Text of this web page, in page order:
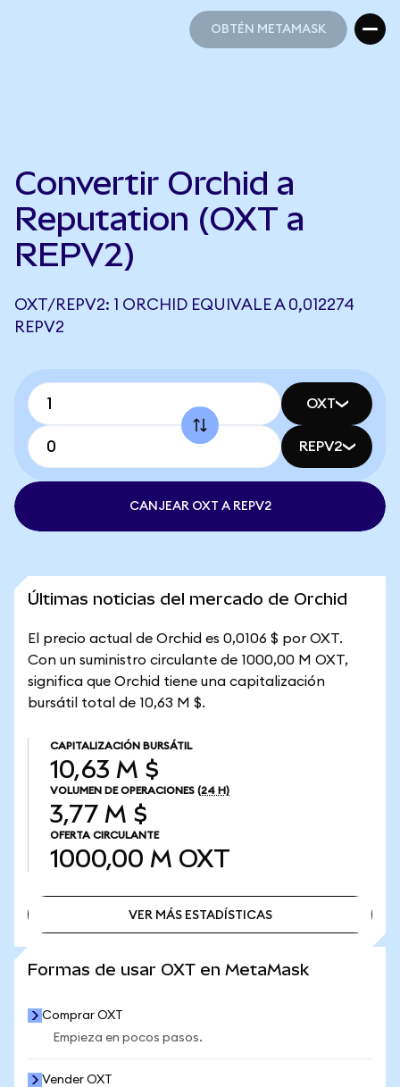
OBTÉN METAMASK
Convertir Orchid a
Reputation (OXT a
REPV2)
OXT/REPV2: 1 ORCHID EQUIVALE A 0,012274
REPV2
OXT
REPV2
CANJEAR OXT A REPV2
Últimas noticias del mercado de Orchid
El precio actual de Orchid es 0,0106 $ por OXT.
Con un suministro circulante de 1000,00 M OXT,
significa que Orchid tiene una capitalización
bursátil total de 10,63 M $.
CAPITALIZACIÓN BURSÁTIL
10,63 M $
VOLUMEN DE OPERACIONES (24 H)
3,77 M $
OFERTA CIRCULANTE
1000,00 M OXT
VER MÁS ESTADÍSTICAS
Formas de usar OXT en MetaMask
Comprar OXT
Empieza en pocos pasos.
Vender OXT